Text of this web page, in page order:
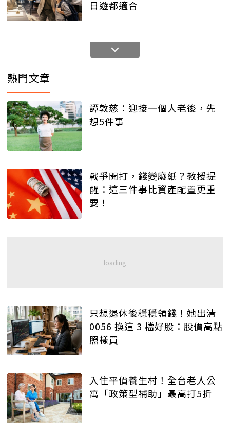
日遊都適合
熱門文章
譚敦慈：迎接一個人老後，先
想5件事
戰爭開打，錢變廢紙？教授提
醒：這三件事比資產配置更重
要！
只想退休後穩穩領錢！她出清
0056 換這 3 檔好股：股價高點
照樣買
入住平價養生村！全台老人公
寓「政策型補助」最高打5折